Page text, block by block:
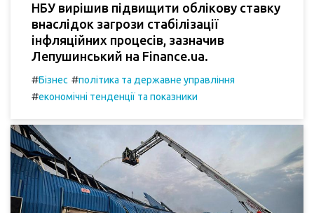
НБУ вирішив підвищити облікову ставку
внаслідок загрози стабілізації
інфляційних процесів, зазначив
Лепушинський на Finance.ua.
#Бізнес #політика та державне управління
#економічні тенденції та показники